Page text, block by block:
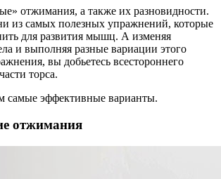
отжимания, а также их разновидности.
из самых полезных упражнений, которые
для развития мышц. А изменяя
и выполняя разные вариации этого
вы добьетесь всестороннего
торса.
самые эффективные варианты.
отжимания